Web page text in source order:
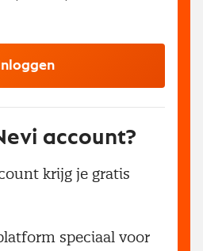
Inloggen
account?
krijg je gratis
speciaal voor